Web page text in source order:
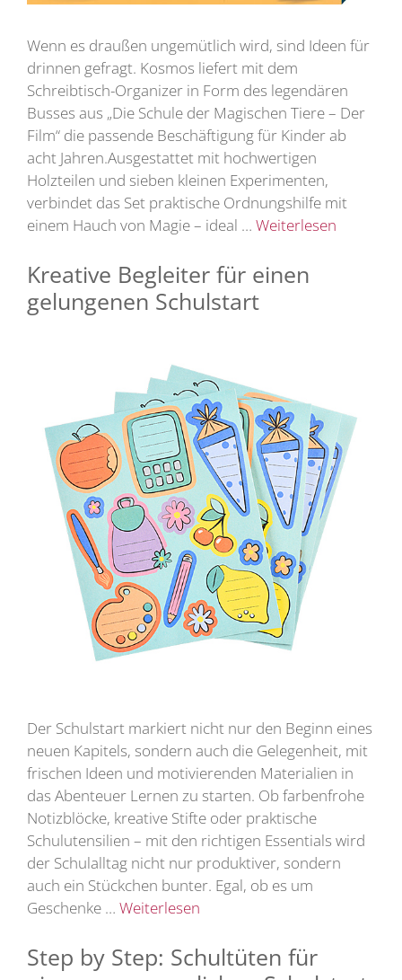
Wenn es draußen ungemütlich wird, sind Ideen für
drinnen gefragt. Kosmos liefert mit dem
Schreibtisch-Organizer in Form des legendären
Busses aus „Die Schule der Magischen Tiere – Der
Film“ die passende Beschäftigung für Kinder ab
acht Jahren.Ausgestattet mit hochwertigen
Holzteilen und sieben kleinen Experimenten,
verbindet das Set praktische Ordnungshilfe mit
einem Hauch von Magie – ideal … Weiterlesen
Kreative Begleiter für einen
gelungenen Schulstart
Der Schulstart markiert nicht nur den Beginn eines
neuen Kapitels, sondern auch die Gelegenheit, mit
frischen Ideen und motivierenden Materialien in
das Abenteuer Lernen zu starten. Ob farbenfrohe
Notizblöcke, kreative Stifte oder praktische
Schulutensilien – mit den richtigen Essentials wird
der Schulalltag nicht nur produktiver, sondern
auch ein Stückchen bunter. Egal, ob es um
Geschenke … Weiterlesen
Step by Step: Schultüten für